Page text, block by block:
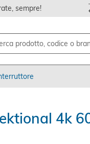
sempre!
4k